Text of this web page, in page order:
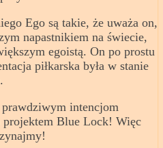
Ego są takie, że uważa on,
napastnikiem na świecie,
egoistą. On po prostu
piłkarska była w stanie
intencjom
projektem Blue Lock! Więc